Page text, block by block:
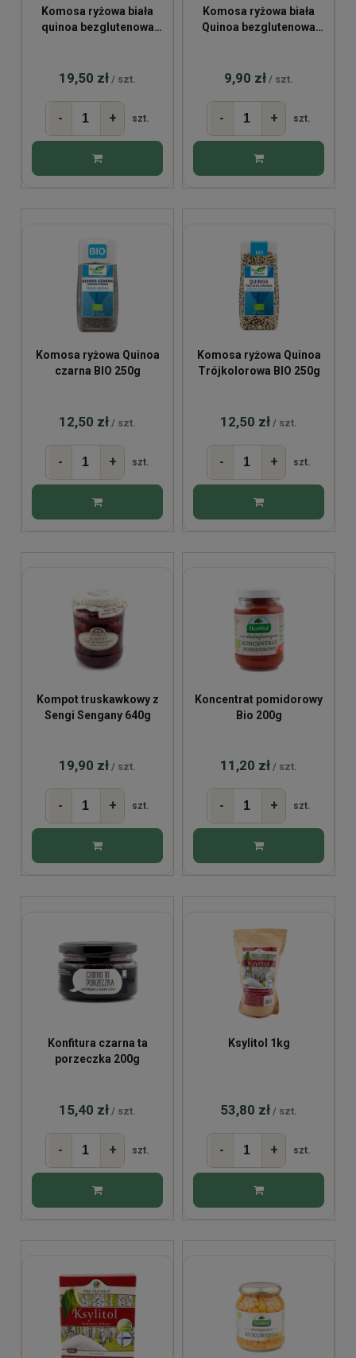
Komosa ryżowa biała
quinoa bezglutenowa
19,50 zł / szt.
- + szt.
Komosa ryżowa biała
Quinoa bezglutenowa
9,90 zł / szt.
- + szt.
Komosa ryżowa Quinoa
czarna BIO 250g
12,50 zł / szt.
- + szt.
Komosa ryżowa Quinoa
Trójkolorowa BIO 250g
12,50 zł / szt.
- + szt.
Kompot truskawkowy z
Sengi Sengany 640g
19,90 zł / szt.
- + szt.
Koncentrat pomidorowy
Bio 200g
11,20 zł / szt.
- + szt.
Konfitura czarna ta
porzeczka 200g
15,40 zł / szt.
- + szt.
Ksylitol 1kg
53,80 zł / szt.
- + szt.